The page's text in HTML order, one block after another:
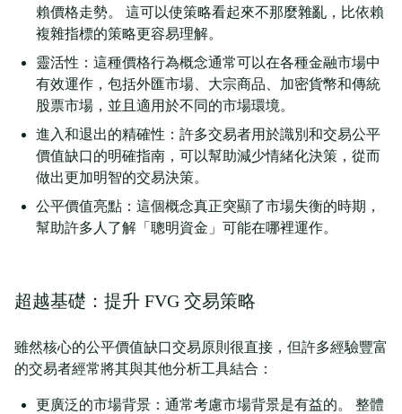
賴價格走勢。 這可以使策略看起來不那麼雜亂，比依賴
複雜指標的策略更容易理解。
靈活性：這種價格行為概念通常可以在各種金融市場中
有效運作，包括外匯市場、大宗商品、加密貨幣和傳統
股票市場，並且適用於不同的市場環境。
進入和退出的精確性：許多交易者用於識別和交易公平
價值缺口的明確指南，可以幫助減少情緒化決策，從而
做出更加明智的交易決策。
公平價值亮點：這個概念真正突顯了市場失衡的時期，
幫助許多人了解「聰明資金」可能在哪裡運作。
超越基礎：提升 FVG 交易策略
雖然核心的公平價值缺口交易原則很直接，但許多經驗豐富
的交易者經常將其與其他分析工具結合：
更廣泛的市場背景：通常考慮市場背景是有益的。 整體